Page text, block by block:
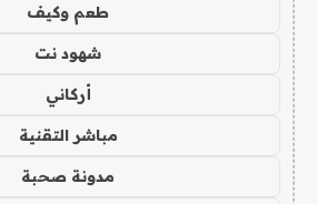
طعم وكيف
شهود نت
أركاني
مباشر التقنية
مدونة صحبة